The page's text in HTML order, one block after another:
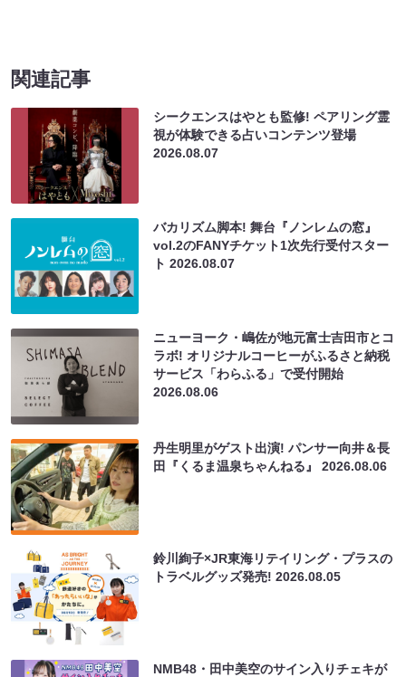
関連記事
シークエンスはやとも監修! ペアリング霊
視が体験できる占いコンテンツ登場
2026.08.07
バカリズム脚本! 舞台『ノンレムの窓』
vol.2のFANYチケット1次先行受付スター
ト2026.08.07
ニューヨーク・嶋佐が地元富士吉田市とコ
ラボ! オリジナルコーヒーがふるさと納税
サービス「わらふる」で受付開始
2026.08.06
丹生明里がゲスト出演! パンサー向井＆長
田『くるま温泉ちゃんねる』2026.08.06
鈴川絢子×JR東海リテイリング・プラスの
トラベルグッズ発売!2026.08.05
NMB48・田中美空のサイン入りチェキが